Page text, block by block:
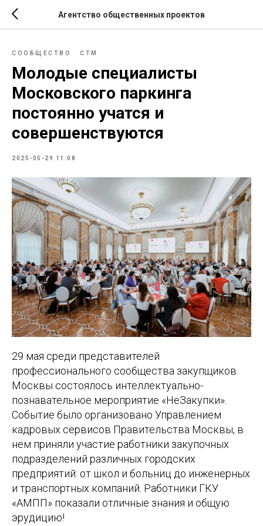
Агентство общественных проектов
СООБЩЕСТВО СТМ
Молодые специалисты
Московского паркинга
постоянно учатся и
совершенствуются
2025-05-29 11:08
29 мая среди представителей
профессионального сообщества закупщиков
Москвы состоялось интеллектуально-
познавательное мероприятие «НеЗакупки».
Событие было организовано Управлением
кадровых сервисов Правительства Москвы, в
нем приняли участие работники закупочных
подразделений различных городских
предприятий: от школ и больниц до инженерных
и транспортных компаний. Работники ГКУ
«АМПП» показали отличные знания и общую
эрудицию!